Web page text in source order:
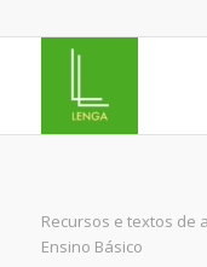
Recursos e textos de
Ensino Básico